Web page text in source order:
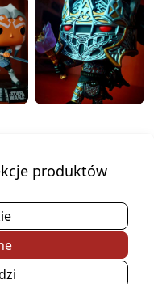
produktów